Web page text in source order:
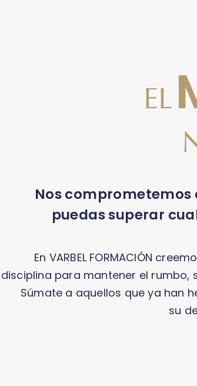
EL
Nos
puedas superar
En VARBEL FORMACIÓN
disciplina para mantener el
Súmate a aquellos que ya han
su